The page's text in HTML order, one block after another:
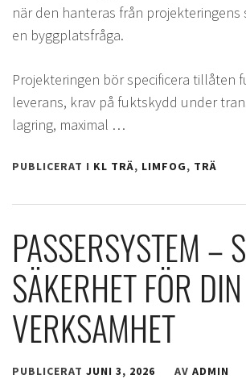
när den hanteras från projekteringens
en byggplatsfråga.
Projekteringen bör specificera tillåten
leverans, krav på fuktskydd under
lagring, maximal …
PUBLICERAT I KL TRÄ, LIMFOG, TRÄ
PASSERSYSTEM –
SÄKERHET FÖR DIN
VERKSAMHET
PUBLICERAT JUNI 3, 2026 AV ADMIN